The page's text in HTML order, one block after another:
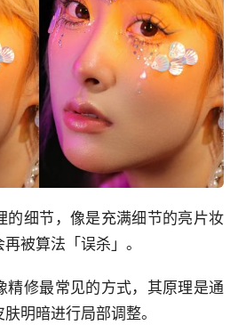
的细节，像是充满细节的亮片妆
被算法「误杀」。
精修最常见的方式，其原理是通
明暗进行局部调整。